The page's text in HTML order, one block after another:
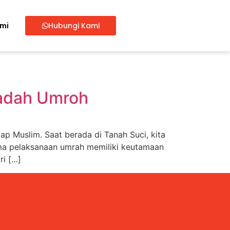
Hubungi Kami
Umroh
Muslim. Saat berada di Tanah Suci, kita
pelaksanaan umrah memiliki keutamaan
[…]